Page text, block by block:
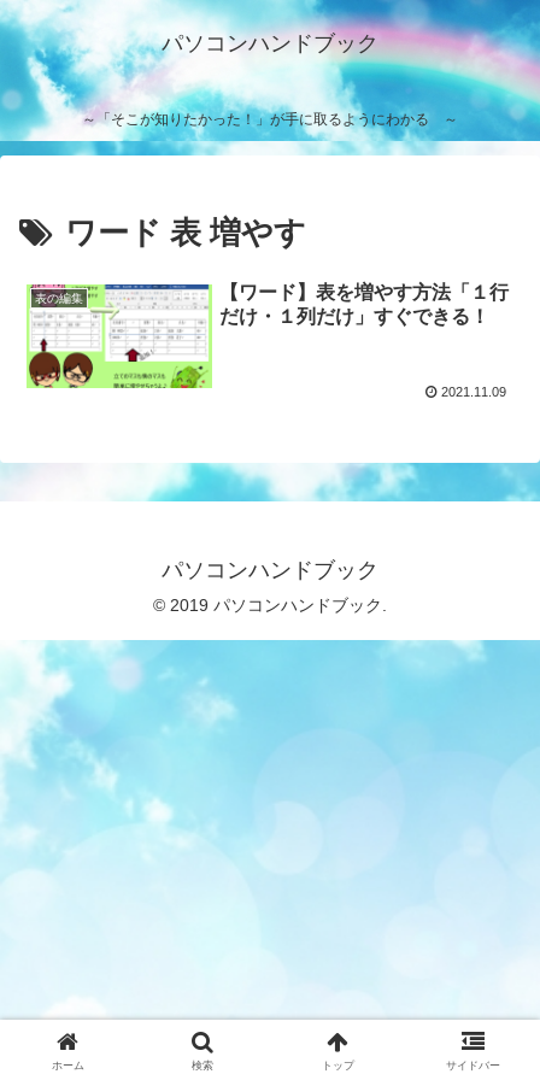
パソコンハンドブック
～「そこが知りたかった！」が手に取るようにわかる ～
ワード 表 増やす
表の編集
【ワード】表を増やす方法「１行
だけ・１列だけ」すぐできる！
2021.11.09
パソコンハンドブック
© 2019 パソコンハンドブック.
ホーム 検索 トップ サイドバー